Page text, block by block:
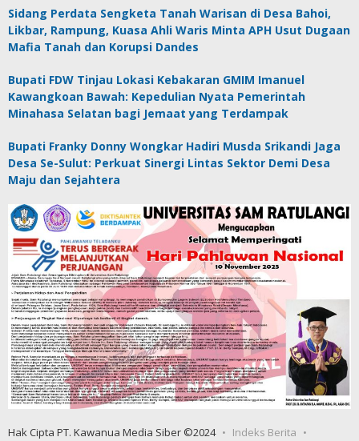
Sidang Perdata Sengketa Tanah Warisan di Desa Bahoi,
Likbar, Rampung, Kuasa Ahli Waris Minta APH Usut Dugaan
Mafia Tanah dan Korupsi Dandes
Bupati FDW Tinjau Lokasi Kebakaran GMIM Imanuel
Kawangkoan Bawah: Kepedulian Nyata Pemerintah
Minahasa Selatan bagi Jemaat yang Terdampak
Bupati Franky Donny Wongkar Hadiri Musda Srikandi Jaga
Desa Se-Sulut: Perkuat Sinergi Lintas Sektor Demi Desa
Maju dan Sejahtera
Hak Cipta PT. Kawanua Media Siber ©2024
Indeks Berita